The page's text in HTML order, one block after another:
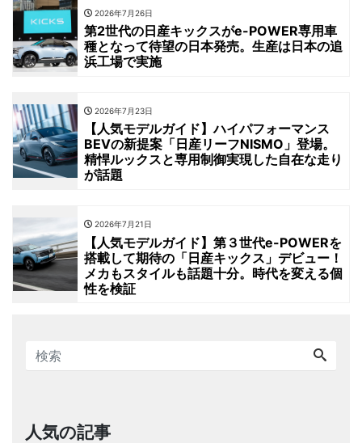
2026年7月26日
第2世代の日産キックスがe-POWER専用車
種となって待望の日本発売。生産は日本の追
浜工場で実施
2026年7月23日
【人気モデルガイド】ハイパフォーマンス
BEVの新提案「日産リーフNISMO」登場。
精悍ルックスと専用制御実現した自在な走り
が話題
2026年7月21日
【人気モデルガイド】第３世代e-POWERを
搭載して期待の「日産キックス」デビュー！
メカもスタイルも話題十分。時代を変える個
性を検証
人気の記事